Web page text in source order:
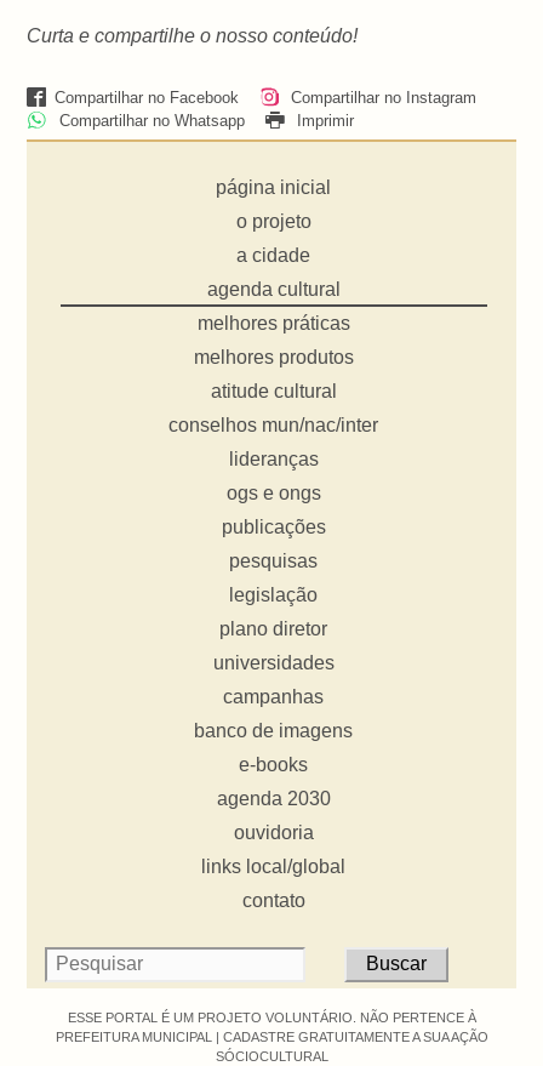
Curta e compartilhe o nosso conteúdo!
Compartilhar no Facebook
Compartilhar no Instagram
Compartilhar no Whatsapp
Imprimir
página inicial
o projeto
a cidade
agenda cultural
melhores práticas
melhores produtos
atitude cultural
conselhos mun/nac/inter
lideranças
ogs e ongs
publicações
pesquisas
legislação
plano diretor
universidades
campanhas
banco de imagens
e-books
agenda 2030
ouvidoria
links local/global
contato
ESSE PORTAL É UM PROJETO VOLUNTÁRIO. NÃO PERTENCE À
PREFEITURA MUNICIPAL | CADASTRE GRATUITAMENTE A SUA AÇÃO
SÓCIOCULTURAL